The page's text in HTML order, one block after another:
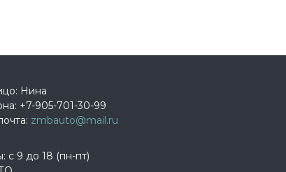
Нина
+7-905-701-30-99
zmbauto@mail.ru
с 9 до 18 (пн-пт)